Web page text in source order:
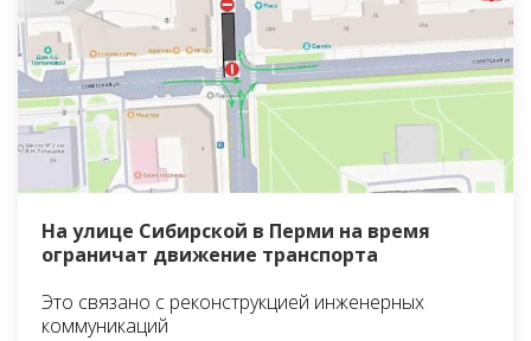
На улице Сибирской в Перми на время
ограничат движение транспорта
Это связано с реконструкцией инженерных
коммуникаций